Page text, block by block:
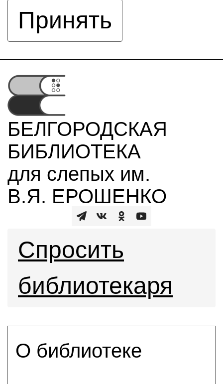
Принять
БЕЛГОРОДСКАЯ
БИБЛИОТЕКА
для слепых им.
В.Я. ЕРОШЕНКО
Спросить
библиотекаря
О библиотеке